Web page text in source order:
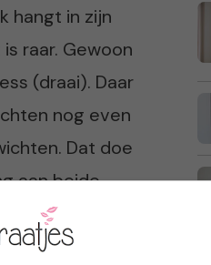
hangt in zijn
raar. Gewoon
(draai). Daar
nog even
Dat doe
aan beide
ik die spiertjes
de flat